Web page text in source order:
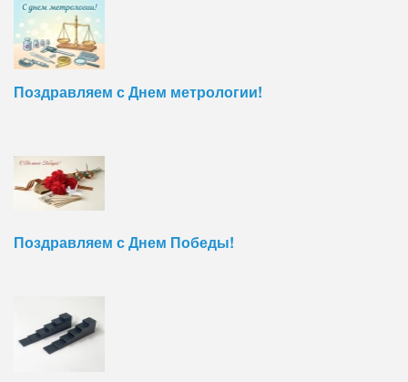
Поздравляем с Днем метрологии!
Поздравляем с Днем Победы!